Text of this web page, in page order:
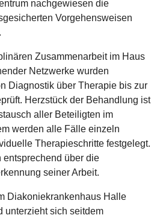
nachgewiesen die
Vorgehensweisen
Zusammenarbeit im Haus
Netzwerke wurden
Diagnostik über Therapie bis zur
Herzstück der Behandlung ist
aller Beteiligten im
werden alle Fälle einzeln
Therapieschritte festgelegt.
entsprechend über die
seiner Arbeit.
Diakoniekrankenhaus Halle
unterzieht sich seitdem